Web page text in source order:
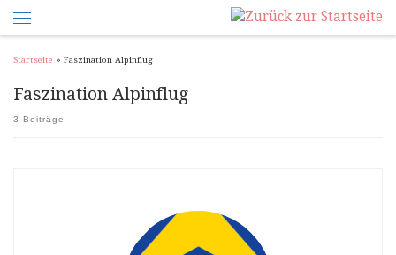
Startseite » Faszination Alpinflug
Faszination Alpinflug
3 Beiträge